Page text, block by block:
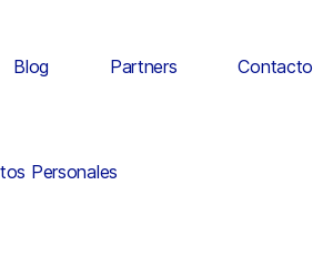
Blog Partners Contacto
Personales